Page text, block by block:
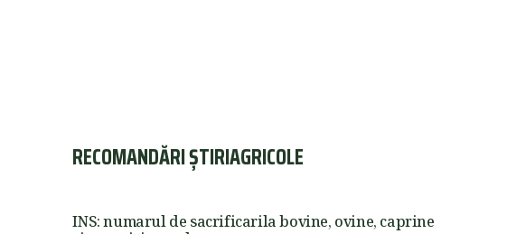
RECOMANDĂRI ȘTIRIAGRICOLE
INS: numarul de sacrificarila bovine, ovine, caprine